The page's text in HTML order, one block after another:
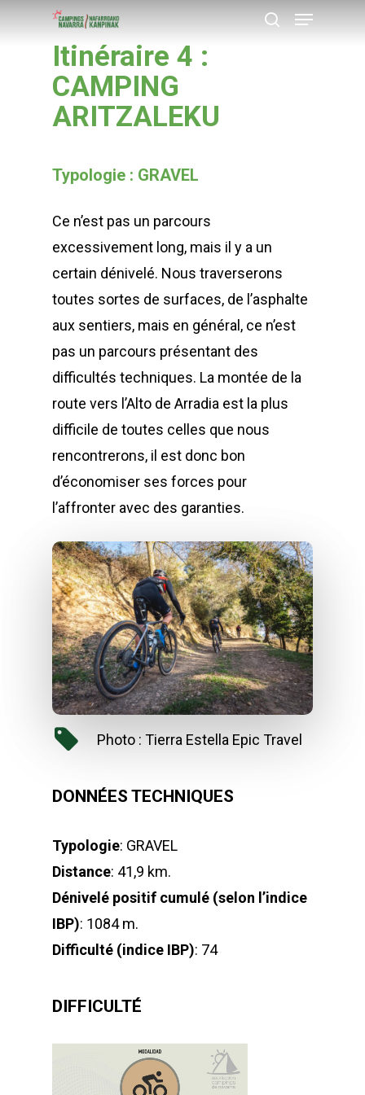
Menu
Itinéraire 4 :
CAMPING
ARITZALEKU
Typologie : GRAVEL
Ce n’est pas un parcours
excessivement long, mais il y a un
certain dénivelé. Nous traverserons
toutes sortes de surfaces, de l’asphalte
aux sentiers, mais en général, ce n’est
pas un parcours présentant des
difficultés techniques. La montée de la
route vers l’Alto de Arradia est la plus
difficile de toutes celles que nous
rencontrerons, il est donc bon
d’économiser ses forces pour
l’affronter avec des garanties.
Photo : Tierra Estella Epic Travel
DONNÉES TECHNIQUES
Typologie: GRAVEL
Distance: 41,9 km.
Dénivelé positif cumulé (selon l’indice
IBP): 1084 m.
Difficulté (indice IBP): 74
DIFFICULTÉ